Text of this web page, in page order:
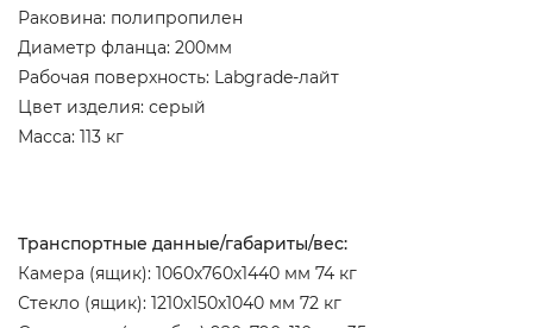
Раковина: полипропилен
Диаметр фланца: 200мм
Рабочая поверхность: Labgrade-лайт
Цвет изделия: серый
Масса: 113 кг
Транспортные данные/габариты/вес:
Камера (ящик): 1060х760х1440 мм 74 кг
Стекло (ящик): 1210х150х1040 мм 72 кг